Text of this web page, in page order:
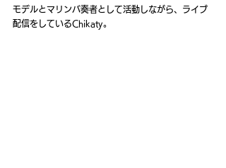
モデルとマリンバ奏者として活動しながら、ライブ
配信をしているChikaty。